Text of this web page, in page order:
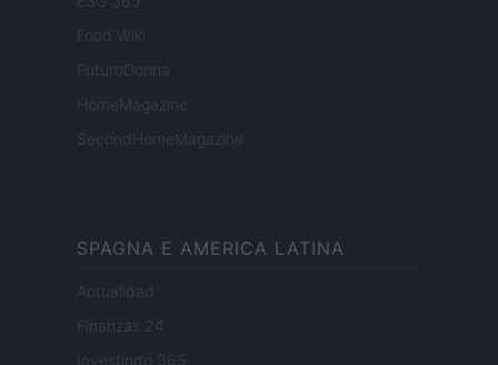
Food Wiki
FuturoDonna
HomeMagazine
SecondHomeMagazine
SPAGNA E AMERICA LATINA
Actualidad
Finanzas 24
Investindo 365